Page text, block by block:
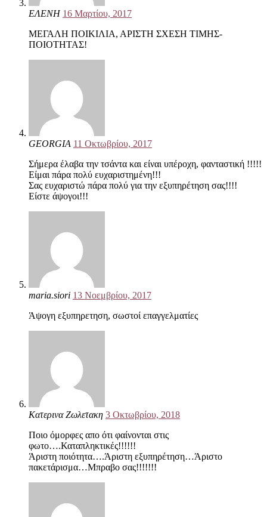
ΕΛΕΝΗ 16 Μαρτίου, 2017
ΜΕΓΑΛΗ ΠΟΙΚΙΛΙΑ, ΑΡΙΣΤΗ ΣΧΕΣΗ ΤΙΜΗΣ-
ΠΟΙΟΤΗΤΑΣ!
GEORGIA 11 Οκτωβρίου, 2017
Σήμερα έλαβα την τσάντα και είναι υπέροχη, φανταστική !!!!!
Είμαι πάρα πολύ ευχαριστημένη!!!
Σας ευχαριστώ πάρα πολύ για την εξυπηρέτηση σας!!!!
Είστε άψογοι!!!
maria.siori 13 Νοεμβρίου, 2017
Άψογη εξυπηρετηση, σωστοί επαγγελματίες
Κατερινα Ζωλετακη 3 Οκτωβρίου, 2018
Ποιο όμορφες απο ότι φαίνονται στις
φωτο….Καταπληκτικές!!!!!!
Άριστη ποιότητα….Άριστη εξυπηρέτηση…Άριστο
πακετάρισμα…Μπραβο σας!!!!!!!